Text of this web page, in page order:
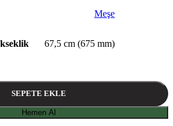
Meşe
67,5 cm (675 mm)
SEPETE EKLE
Hemen Al